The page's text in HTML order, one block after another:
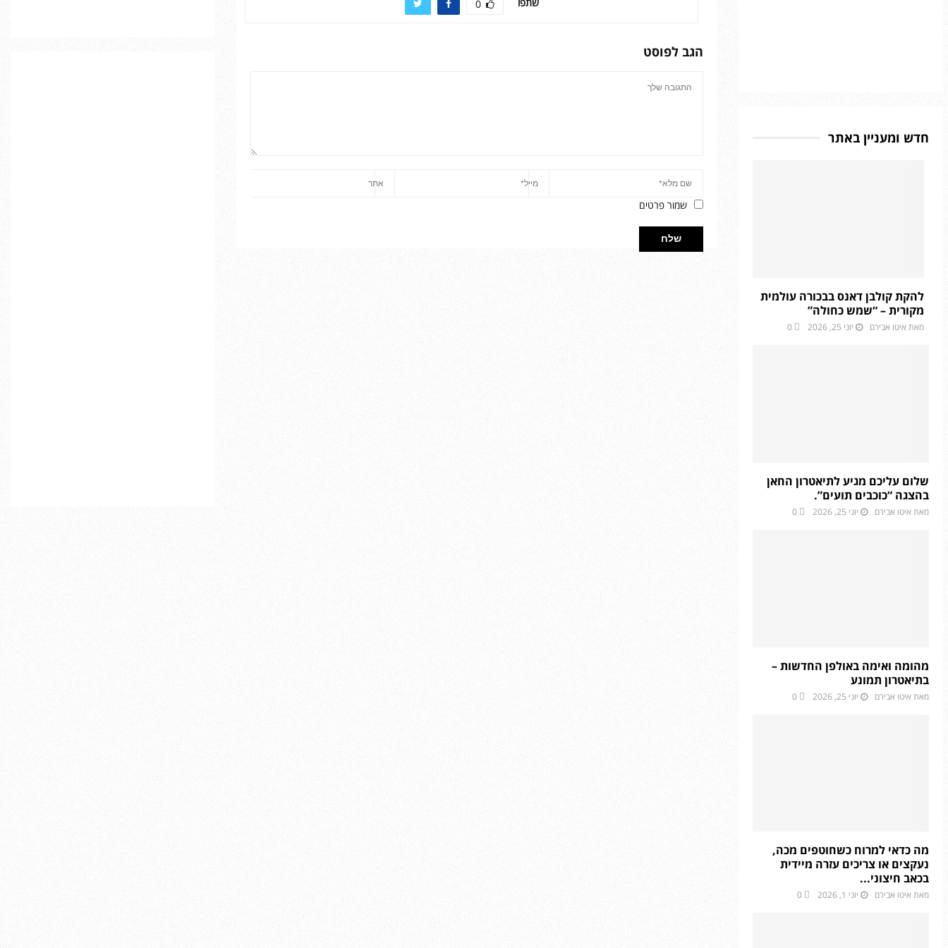
0
הגב לפוסט
שמור פרטים
חדש ומעניין באתר
להקת קולבן דאנס בבכורה עולמית
מקורית – “שמש כחולה”
מאת איטו אבירם יוני 25, 2026 0
שלום עליכם מגיע לתיאטרון החאן
בהצגה “כוכבים תועים”.
מאת איטו אבירם יוני 25, 2026 0
מהומה ואימה באולפן החדשות –
בתיאטרון תמונע
מאת איטו אבירם יוני 25, 2026 0
מה כדאי למרוח כשחוטפים מכה,
נעקצים או צריכים עזרה מיידית
בכאב חיצוני...
מאת איטו אבירם יוני 1, 2026 0